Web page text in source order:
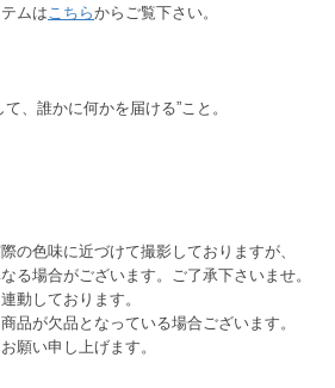
ムはこちらからご覧下さい。
、誰かに何かを届ける”こと。
の色味に近づけて撮影しておりますが、
る場合がございます。ご了承下さいませ。
動しております。
品が欠品となっている場合ございます。
願い申し上げます。